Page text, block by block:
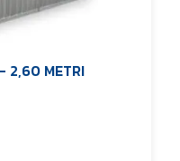
2,60 METRI